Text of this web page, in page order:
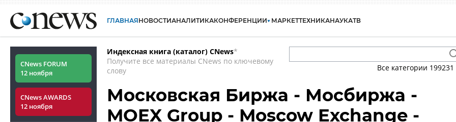
ГЛАВНАЯНОВОСТИАНАЛИТИКАКОНФЕРЕНЦИИ МАРКЕТТЕХНИКАНАУКАТВ
CNews FORUM
12 ноября
CNews AWARDS
12 ноября
Индексная книга (каталог) CNews*
Получите все материалы CNews по ключевому
слову
Все категории 199231
Московская Биржа - Мосбиржа -
MOEX Group - Moscow Exchange -